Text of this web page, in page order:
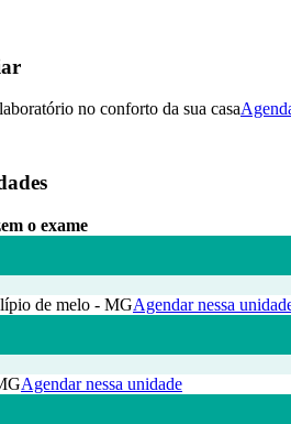
no conforto da sua casa
o exame
de melo - MGAgendar nessa
Agendar nessa unidade